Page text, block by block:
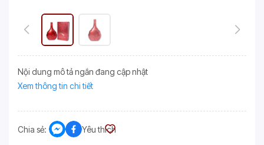
Nội dung mô tả ngắn đang cập nhật
Xem thông tin chi tiết
Chia sẻ: Yêu thích